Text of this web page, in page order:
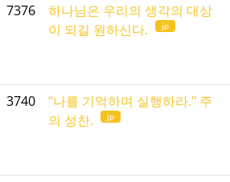
7376
하나님은 우리의 생각의 대상
이 되길 원하신다.
jp
3740
“나를 기억하며 실행하라." 주
의 성찬.
jp